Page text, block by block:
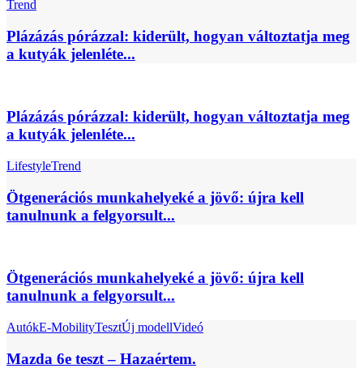
Trend
Plázázás pórázzal: kiderült, hogyan változtatja meg
a kutyák jelenléte...
Plázázás pórázzal: kiderült, hogyan változtatja meg
a kutyák jelenléte...
LifestyleTrend
Ötgenerációs munkahelyeké a jövő: újra kell
tanulnunk a felgyorsult...
Ötgenerációs munkahelyeké a jövő: újra kell
tanulnunk a felgyorsult...
AutókE-MobilityTesztÚj modellVideó
Mazda 6e teszt – Hazaértem.